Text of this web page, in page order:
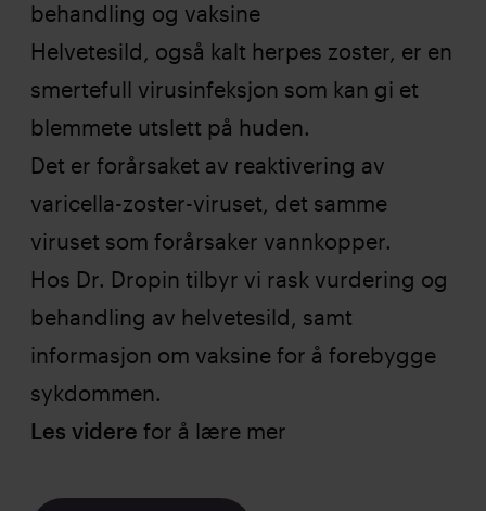
behandling og vaksine
Helvetesild, også kalt herpes zoster, er en
smertefull virusinfeksjon som kan gi et
blemmete utslett på huden.
Det er forårsaket av reaktivering av
varicella-zoster-viruset, det samme
viruset som forårsaker vannkopper.
Hos Dr. Dropin tilbyr vi rask vurdering og
behandling av helvetesild, samt
informasjon om vaksine for å forebygge
sykdommen.
Les videre for å lære mer